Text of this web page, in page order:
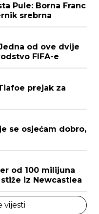
Pule: Borna Franc
srebrna
od ove dvije
FIFA-e
prejak za
se osjećam dobro,
od 100 milijuna
iz Newcastlea
vijesti